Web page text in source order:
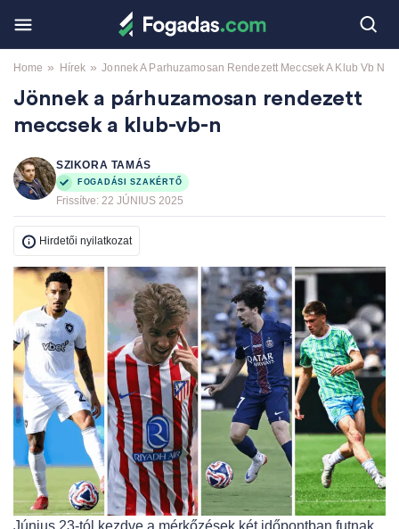
Home » Hírek » Jonnek A Parhuzamosan Rendezett Meccsek A Klub Vb N
Jönnek a párhuzamosan rendezett
meccsek a klub-vb-n
SZIKORA TAMÁS
FOGADÁSI SZAKÉRTŐ
Frissítve: 22 JÚNIUS 2025
Hirdetői nyilatkozat
Június 23-tól kezdve a mérkőzések két időpontban futnak,